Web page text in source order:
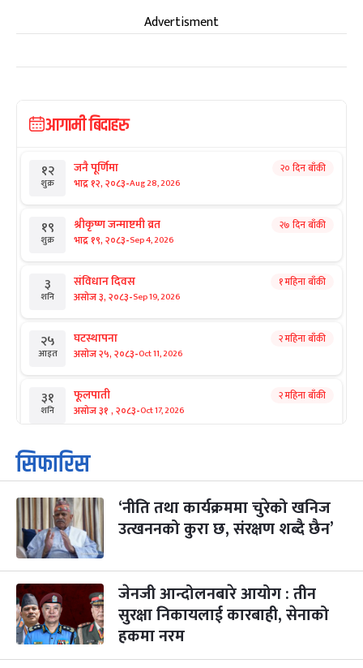
Advertisment
आगामी बिदाहरु
१२
शुक्र
जनै पूर्णिमा
भाद्र १२, २०८३-Aug 28, 2026
२० दिन बाँकी
१९
शुक्र
श्रीकृष्ण जन्माष्टमी व्रत
भाद्र १९, २०८३-Sep 4, 2026
२७ दिन बाँकी
३
शनि
संविधान दिवस
असोज ३, २०८३-Sep 19, 2026
१ महिना बाँकी
२५
आइत
घटस्थापना
असोज २५, २०८३-Oct 11, 2026
२ महिना बाँकी
३१
शनि
फूलपाती
असोज ३१ , २०८३-Oct 17, 2026
२ महिना बाँकी
१
आइत
कार्तिक सङ्क्रान्ति
कार्तिक १, २०८३
मंगल
महानवमी
कार्तिक ३, २०८३-Oct 20, 2026
२ महिना बाँकी
४
बुध कार्तिक ४, २०८३ Oct 21, 2026
५
बिहि
पापा‌ङ्कुशा एकादशी व्रत
कार्तिक ५, २०८३-Oct 22, 2026
२ महिना बाँकी
सिफारिस
‘नीति तथा कार्यक्रममा चुरेको खनिज
उत्खननको कुरा छ, संरक्षण शब्दै छैन’
जेनजी आन्दोलनबारे आयोग : तीन
सुरक्षा निकायलाई कारबाही, सेनाको
हकमा नरम